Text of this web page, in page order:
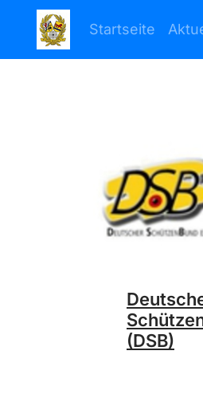
Startseite
(DSB)